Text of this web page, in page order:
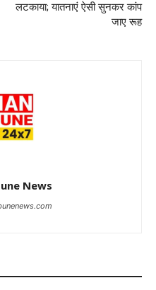
लटकाया; यातनाएं ऐसी सुनकर कांप
जाए रूह
News